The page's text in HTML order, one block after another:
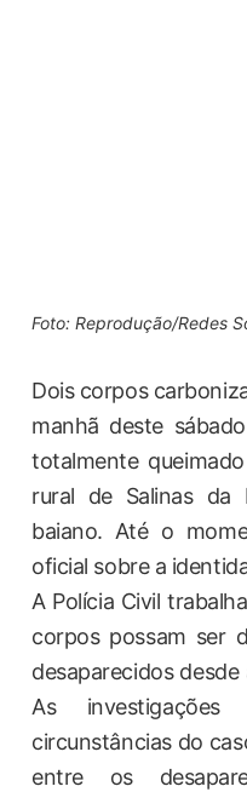
Foto: Reprodução/Redes
Dois corpos
manhã deste
totalmente
rural de Salinas da
baiano. Até o
oficial sobre a
A Polícia Civil
corpos possam ser
desaparecidos
As investigações
circunstâncias do
entre os